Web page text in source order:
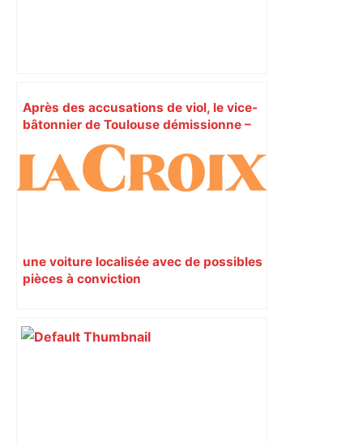
Après des accusations de viol, le vice-
bâtonnier de Toulouse démissionne –
Le Journal Toulousain
une voiture localisée avec de possibles
pièces à conviction